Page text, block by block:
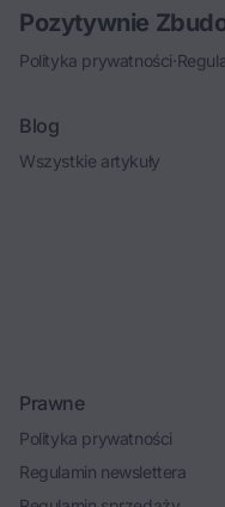
Pozytywnie
Polityka prywatności·
Blog
Wszystkie artykuły
Prawne
Polityka prywatności
Regulamin newslettera